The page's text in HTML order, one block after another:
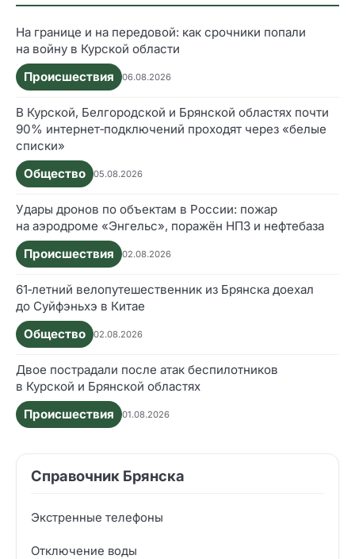
На границе и на передовой: как срочники попали
на войну в Курской области
Происшествия
06.08.2026
В Курской, Белгородской и Брянской областях почти
90% интернет‑подключений проходят через «белые
списки»
Общество
05.08.2026
Удары дронов по объектам в России: пожар
на аэродроме «Энгельс», поражён НПЗ и нефтебаза
Происшествия
02.08.2026
61‑летний велопутешественник из Брянска доехал
до Суйфэньхэ в Китае
Общество
02.08.2026
Двое пострадали после атак беспилотников
в Курской и Брянской областях
Происшествия
01.08.2026
Справочник Брянска
Экстренные телефоны
Отключение воды